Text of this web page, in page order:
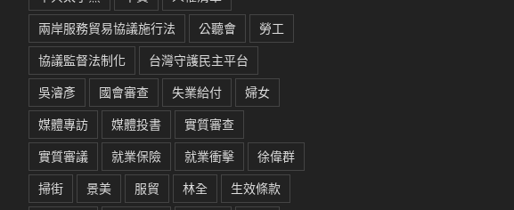
兩岸服務貿易協議施行法
公聽會
勞工
協議監督法制化
台灣守護民主平台
吳濬彥
國會審查 失業給付
婦女
媒體專訪
媒體投書
實質審查
實質審議
就業保險 就業衝擊
徐偉群
掃街
景美 服貿 林全
生效條款